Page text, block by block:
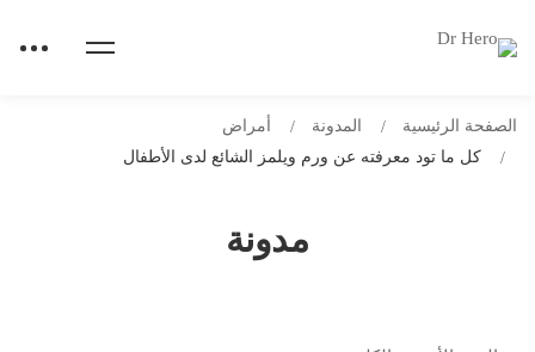
مدونة
الصفحة الرئيسية المدونة
أمراض
كل ما تود معرفته عن ورم ويلمز الشائع لدى الأطفال